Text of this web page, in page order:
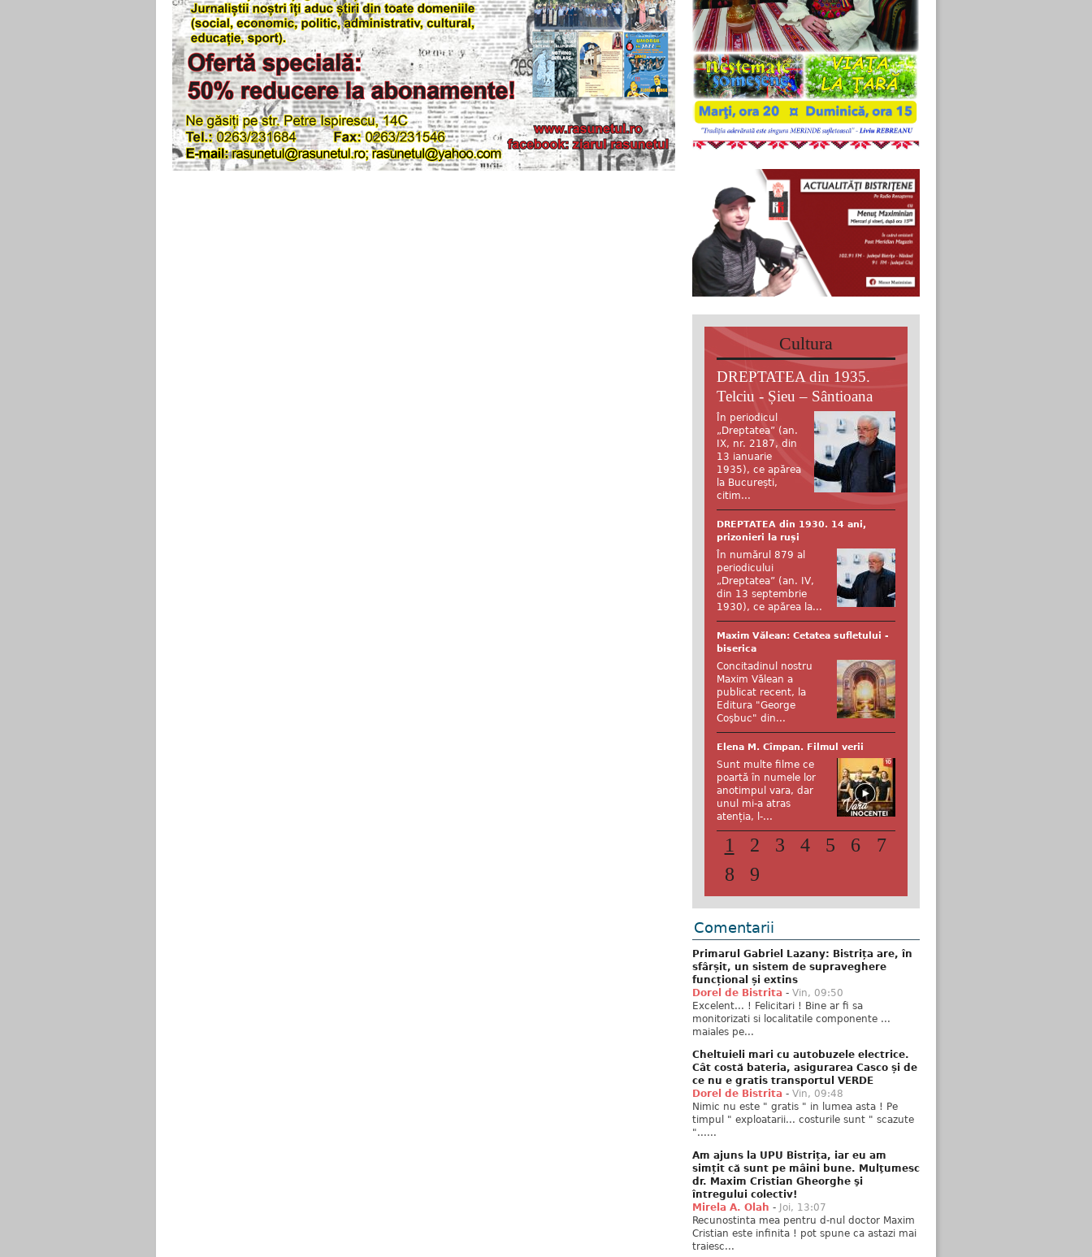
Cultura
DREPTATEA din 1935.
Telciu - Șieu – Sântioana
În periodicul
„Dreptatea” (an.
IX, nr. 2187, din
13 ianuarie
1935), ce apărea
la București,
citim...
DREPTATEA din 1930. 14 ani,
prizonieri la ruși
În numărul 879 al
periodicului
„Dreptatea” (an. IV,
din 13 septembrie
1930), ce apărea la...
Maxim Vălean: Cetatea sufletului -
biserica
Concitadinul nostru
Maxim Vălean a
publicat recent, la
Editura "George
Coşbuc" din...
Elena M. Cîmpan. Filmul verii
Sunt multe filme ce
poartă în numele lor
anotimpul vara, dar
unul mi-a atras
atenția, l-...
1 2 3 4 5 6
7
8
9
Comentarii
Primarul Gabriel Lazany: Bistrița are, în
sfârșit, un sistem de supraveghere
funcțional și extins
Dorel de Bistrita - Vin, 09:50
Excelent... ! Felicitari ! Bine ar fi sa
monitorizati si localitatile componente ...
maiales pe...
Cheltuieli mari cu autobuzele electrice.
Cât costă bateria, asigurarea Casco și de
ce nu e gratis transportul VERDE
Dorel de Bistrita - Vin, 09:48
Nimic nu este " gratis " in lumea asta ! Pe
timpul " exploatarii... costurile sunt " scazute
"......
Am ajuns la UPU Bistrița, iar eu am
simțit că sunt pe mâini bune. Mulţumesc
dr. Maxim Cristian Gheorghe şi
întregului colectiv!
Mirela A. Olah - Joi, 13:07
Recunostinta mea pentru d-nul doctor Maxim
Cristian este infinita ! pot spune ca astazi mai
traiesc...